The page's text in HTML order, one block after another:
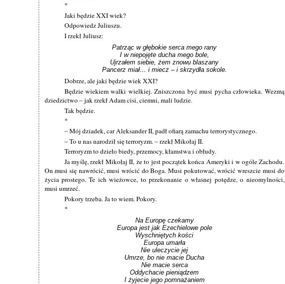
*
Jaki będzie XXI wiek?
Odpowiedz Juliuszu.
I rzekł Juliusz:
Patrząc w głębokie serca mego rany
I w niepojęte ducha mego bole,
Ujrzałem siebie, żem znowu blaszany
Pancerz miał… i miecz – i skrzydła sokole.
Dobrze, ale jaki będzie wiek XXI?
Będzie wiekiem walki wielkiej. Zniszczona być musi pycha człowieka. Wezmą
dziedzictwo – jak rzekł Adam cisi, ciemni, mali ludzie.
Tak będzie.
*
– Mój dziadek, car Aleksander II, padł ofiarą zamachu terrorystycznego.
– To u nas narodził się terroryzm. – rzekł Mikołaj II.
Terroryzm to dzieło biedy, przemocy, kłamstwa i obłudy.
Ja myślę, rzekł Mikołaj II, że to jest początek końca Ameryki i w ogóle Zachodu.
On musi się nawrócić, musi wrócić do Boga. Musi pokutować, wrócić wreszcie musi do
życia prostego. Te ich wieżowce, to przekonanie o własnej potędze, o nieomylności,
musi umrzeć.
Pokory trzeba. Ja to wiem. Pokory.
*
Na Europę czekamy
Europa jest jak Ezechielowe pole
Wyschniętych kości
Europa umarła
Nie uleczycie jej
Umrze, bo nie macie Ducha
Nie macie serca
Oddychacie pieniądzem
I żyjecie jego pomnażaniem